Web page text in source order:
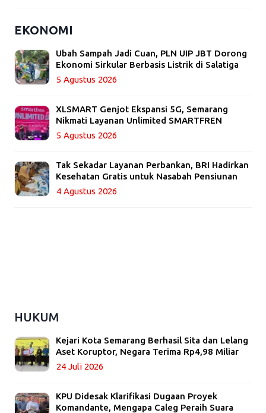
EKONOMI
Ubah Sampah Jadi Cuan, PLN UIP JBT Dorong
Ekonomi Sirkular Berbasis Listrik di Salatiga
5 Agustus 2026
XLSMART Genjot Ekspansi 5G, Semarang
Nikmati Layanan Unlimited SMARTFREN
5 Agustus 2026
Tak Sekadar Layanan Perbankan, BRI Hadirkan
Kesehatan Gratis untuk Nasabah Pensiunan
4 Agustus 2026
HUKUM
Kejari Kota Semarang Berhasil Sita dan Lelang
Aset Koruptor, Negara Terima Rp4,98 Miliar
24 Juli 2026
KPU Didesak Klarifikasi Dugaan Proyek
Komandante, Mengapa Caleg Peraih Suara